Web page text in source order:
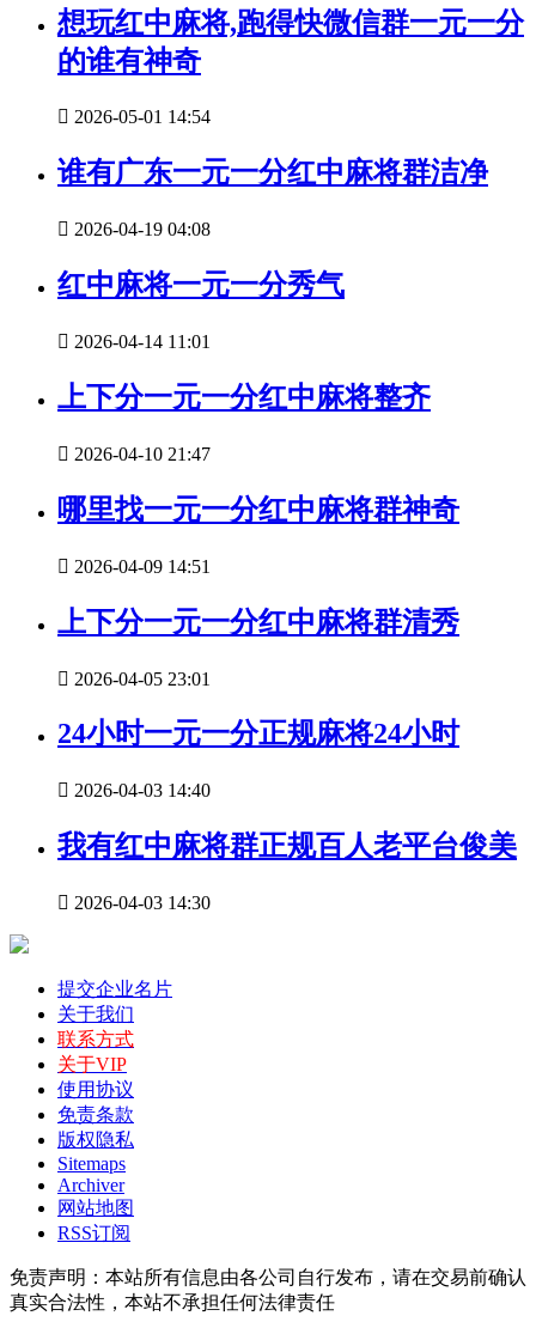
想玩红中麻将,跑得快微信群一元一分
的谁有神奇
 2026-05-01 14:54
谁有广东一元一分红中麻将群洁净
 2026-04-19 04:08
红中麻将一元一分秀气
 2026-04-14 11:01
上下分一元一分红中麻将整齐
 2026-04-10 21:47
哪里找一元一分红中麻将群神奇
 2026-04-09 14:51
上下分一元一分红中麻将群清秀
 2026-04-05 23:01
24小时一元一分正规麻将24小时
 2026-04-03 14:40
我有红中麻将群正规百人老平台俊美
 2026-04-03 14:30
提交企业名片
关于我们
联系方式
关于VIP
使用协议
免责条款
版权隐私
Sitemaps
Archiver
网站地图
RSS订阅
免责声明：本站所有信息由各公司自行发布，请在交易前确认
真实合法性，本站不承担任何法律责任